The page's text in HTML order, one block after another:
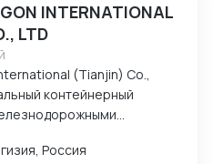
INTERNATIONAL
LTD
(Tianjin) Co.,
контейнерный
из Китая в Россию.
в сфере
Россия